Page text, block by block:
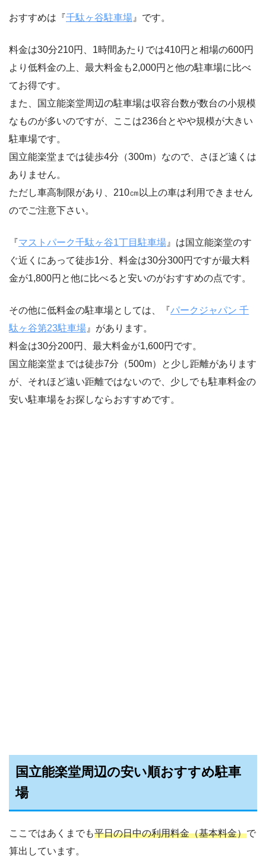
おすすめは『千駄ヶ谷駐車場 』です。
料金は30分210円、1時間あたりでは410円と相場の600円
より低料金の上、最大料金も2,000円と他の駐車場に比べ
てお得です。
また、国立能楽堂周辺の駐車場は収容台数が数台の小規模
なものが多いのですが、ここは236台とやや規模が大きい
駐車場です。
国立能楽堂までは徒歩4分（300m）なので、さほど遠くは
ありません。
ただし車高制限があり、210㎝以上の車は利用できません
のでご注意下さい。
『マストパーク千駄ヶ谷1丁目駐車場 』は国立能楽堂のす
ぐ近くにあって徒歩1分、料金は30分300円ですが最大料
金が1,800円と他に比べると安いのがおすすめの点です。
その他に低料金の駐車場としては、『パークジャパン 千
駄ヶ谷第23駐車場 』があります。
料金は30分200円、最大料金が1,600円です。
国立能楽堂までは徒歩7分（500m）と少し距離があります
が、それほど遠い距離ではないので、少しでも駐車料金の
安い駐車場をお探しならおすすめです。
国立能楽堂周辺の安い順おすすめ駐車
場
ここではあくまでも平日の日中の利用料金（基本料金）で
算出しています。